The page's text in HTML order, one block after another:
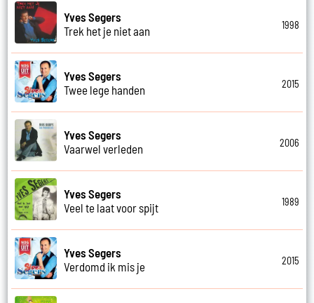
Yves Segers
Trek het je niet aan
1998
Yves Segers
Twee lege handen
2015
Yves Segers
Vaarwel verleden
2006
Yves Segers
Veel te laat voor spijt
1989
Yves Segers
Verdomd ik mis je
2015